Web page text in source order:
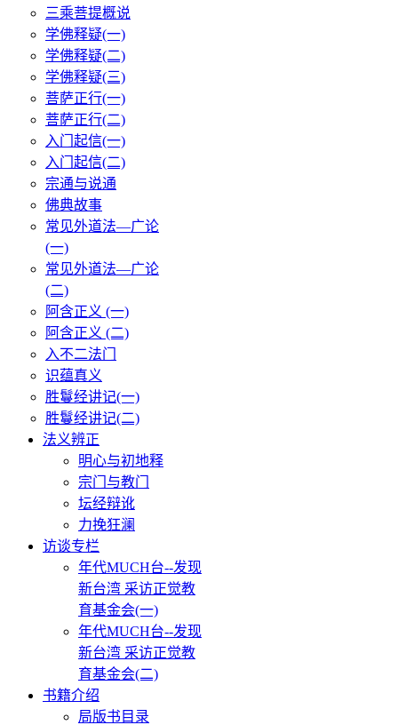
三乘菩提概说
学佛释疑(一)
学佛释疑(二)
学佛释疑(三)
菩萨正行(一)
菩萨正行(二)
入门起信(一)
入门起信(二)
宗通与说通
佛典故事
常见外道法—广论
(一)
常见外道法—广论
(二)
阿含正义 (一)
阿含正义 (二)
入不二法门
识蕴真义
胜鬘经讲记(一)
胜鬘经讲记(二)
法义辨正
明心与初地释
宗门与教门
坛经辩讹
力挽狂澜
访谈专栏
年代MUCH台--发现
新台湾 采访正觉教
育基金会(一)
年代MUCH台--发现
新台湾 采访正觉教
育基金会(二)
书籍介绍
局版书目录